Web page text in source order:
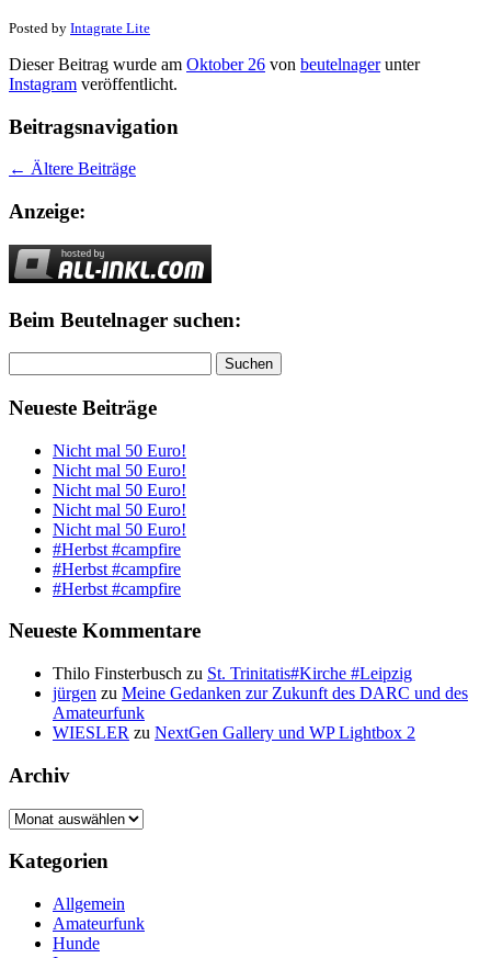
Posted by Intagrate Lite
Dieser Beitrag wurde am Oktober 26 von beutelnagerunter
Instagram veröffentlicht.
Beitragsnavigation
← Ältere Beiträge
Anzeige:
Beim Beutelnager suchen:
nach:
Neueste Beiträge
Nicht mal 50 Euro!
Nicht mal 50 Euro!
Nicht mal 50 Euro!
Nicht mal 50 Euro!
Nicht mal 50 Euro!
#Herbst #campfire
#Herbst #campfire
#Herbst #campfire
Neueste Kommentare
Thilo Finsterbusch zu St. Trinitatis#Kirche #Leipzig
jürgen zu Meine Gedanken zur Zukunft des DARC und des
Amateurfunk
WIESLER zu NextGen Gallery und WP Lightbox 2
Archiv
Archiv
Kategorien
Allgemein
Amateurfunk
Hunde